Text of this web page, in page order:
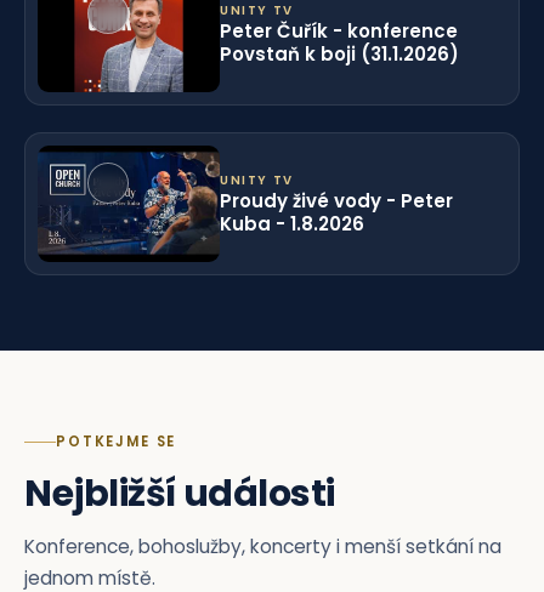
UNITY TV
Peter Čuřík - konference
Povstaň k boji (31.1.2026)
UNITY TV
Proudy živé vody - Peter
Kuba - 1.8.2026
POTKEJME SE
Nejbližší události
Konference, bohoslužby, koncerty i menší setkání na
jednom místě.